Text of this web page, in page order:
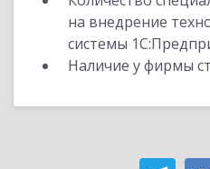
на внедрение
системы
Наличие у фирмы